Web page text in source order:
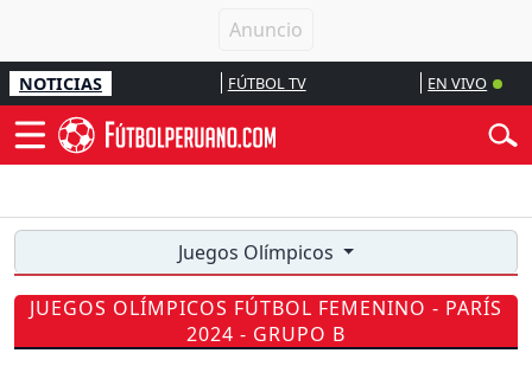
NOTICIAS FÚTBOL TV EN VIVO
Juegos Olímpicos
JUEGOS OLÍMPICOS FÚTBOL FEMENINO - PARÍS
2024 - GRUPO B